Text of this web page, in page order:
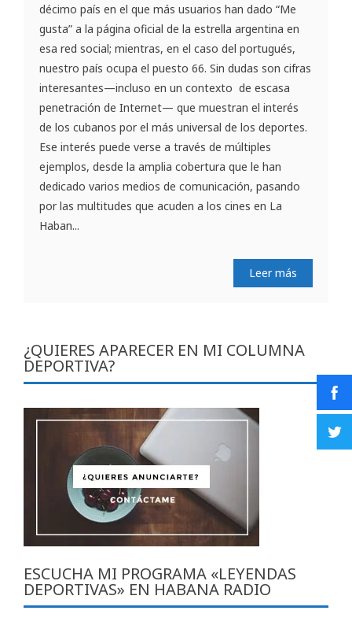
décimo país en el que más usuarios han dado “Me
gusta” a la página oficial de la estrella argentina en
esa red social; mientras, en el caso del portugués,
nuestro país ocupa el puesto 66. Sin dudas son cifras
interesantes—incluso en un contexto de escasa
penetración de Internet— que muestran el interés
de los cubanos por el más universal de los deportes.
Ese interés puede verse a través de múltiples
ejemplos, desde la amplia cobertura que le han
dedicado varios medios de comunicación, pasando
por las multitudes que acuden a los cines en La
Haban...
Leer más
¿QUIERES APARECER EN MI COLUMNA
DEPORTIVA?
ESCUCHA MI PROGRAMA «LEYENDAS
DEPORTIVAS» EN HABANA RADIO